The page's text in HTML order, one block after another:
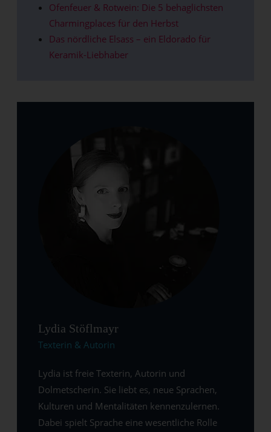
Ofenfeuer & Rotwein: Die 5 behaglichsten
Charmingplaces für den Herbst
Das nördliche Elsass – ein Eldorado für
Keramik-Liebhaber
Lydia Stöflmayr
Texterin & Autorin
Lydia ist freie Texterin, Autorin und
Dolmetscherin. Sie liebt es, neue Sprachen,
Kulturen und Mentalitäten kennenzulernen.
Dabei spielt Sprache eine wesentliche Rolle